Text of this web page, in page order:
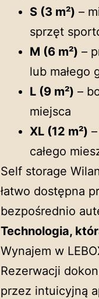
S (3 m²) –
sprzęt
M (6 m²) –
lub małego
L (9 m²) –
miejsca
XL (12 m²)
całego
Self storage
łatwo dostępna
bezpośrednio
Technologia,
Wynajem w
Rezerwacji
przez intuicyjną